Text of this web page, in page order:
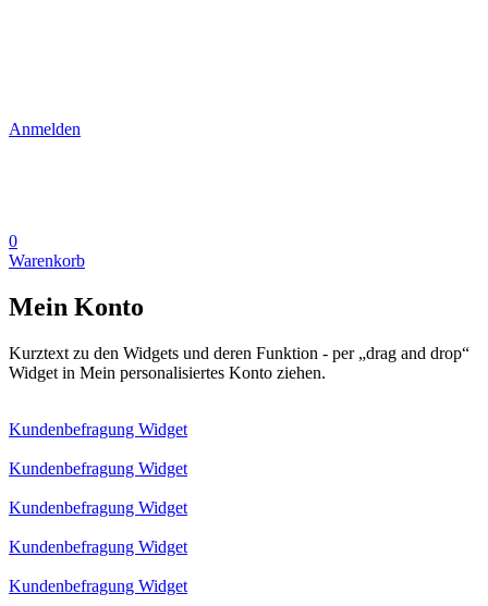
Anmelden
0
Warenkorb
Mein Konto
Kurztext zu den Widgets und deren Funktion - per „drag and drop“
Widget in Mein personalisiertes Konto ziehen.
Kundenbefragung Widget
Kundenbefragung Widget
Kundenbefragung Widget
Kundenbefragung Widget
Kundenbefragung Widget